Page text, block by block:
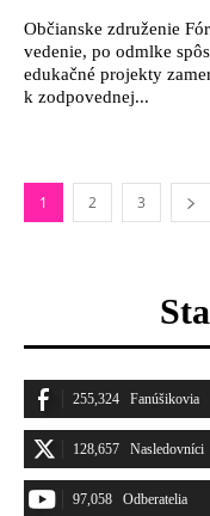
Občianske združenie
vedenie, po odmlke
edukačné projekty
k zodpovednej...
1 2 3
255,324 Fanúšikovia
128,657 Nasledovníci
97,058 Odberatelia